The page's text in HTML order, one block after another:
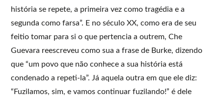
história se repete, a primeira vez como tragédia e a
segunda como farsa”. E no século XX, como era de seu
feitio tomar para si o que pertencia a outrem, Che
Guevara reescreveu como sua a frase de Burke, dizendo
que “um povo que não conhece a sua história está
condenado a repeti-la”. Já aquela outra em que ele diz:
“Fuzilamos, sim, e vamos continuar fuzilando!” é dele